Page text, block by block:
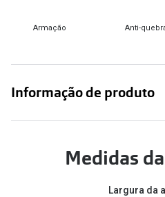
Armação Anti-
Informação de produto
Medidas
Largura da